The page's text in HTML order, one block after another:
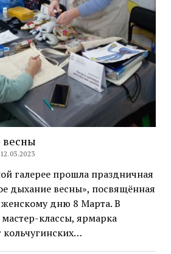
весны
галерее прошла праздничная
дыхание весны», посвящённая
дню 8 Марта. В
классы, ярмарка
кольчугинских…